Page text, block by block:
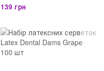
139 грн